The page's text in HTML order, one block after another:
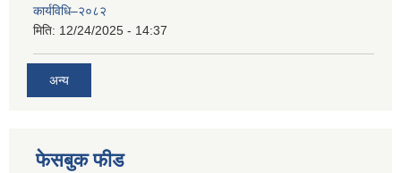
कार्यविधि–२०८२
मिति: 12/24/2025 - 14:37
अन्य
फेसबुक फीड